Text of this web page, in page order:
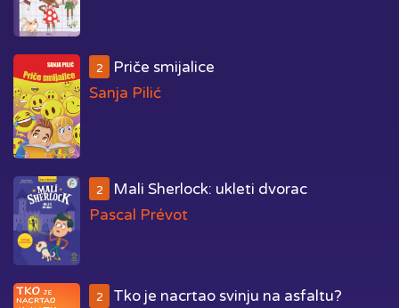
2
Priče smijalice
Sanja Pilić
2
Mali Sherlock: ukleti dvorac
Pascal Prévot
2
Tko je nacrtao svinju na asfaltu?